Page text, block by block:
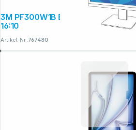
3M PF300W1B Blickschutzfilter Black für 76,2cm 30,0"
16:10
Artikel-Nr.:767480